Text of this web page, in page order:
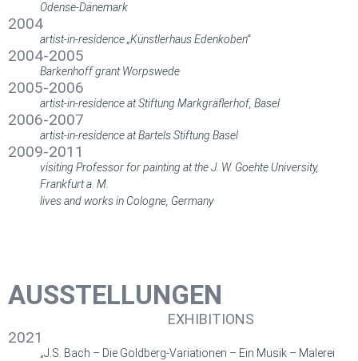
Odense-Dänemark
2004
artist-in-residence „Künstlerhaus Edenkoben“
2004-2005
Barkenhoff grant Worpswede
2005-2006
artist-in-residence at Stiftung Markgräflerhof, Basel
2006-2007
artist-in-residence at Bartels Stiftung Basel
2009-2011
visiting Professor for painting at the J. W. Goehte University,
Frankfurt a. M.
lives and works in Cologne, Germany
AUSSTELLUNGEN
EXHIBITIONS
2021
„J.S. Bach – Die Goldberg-Variationen – Ein Musik – Malerei